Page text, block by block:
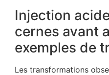
Injection
cernes avant
exemples de
Les transformations